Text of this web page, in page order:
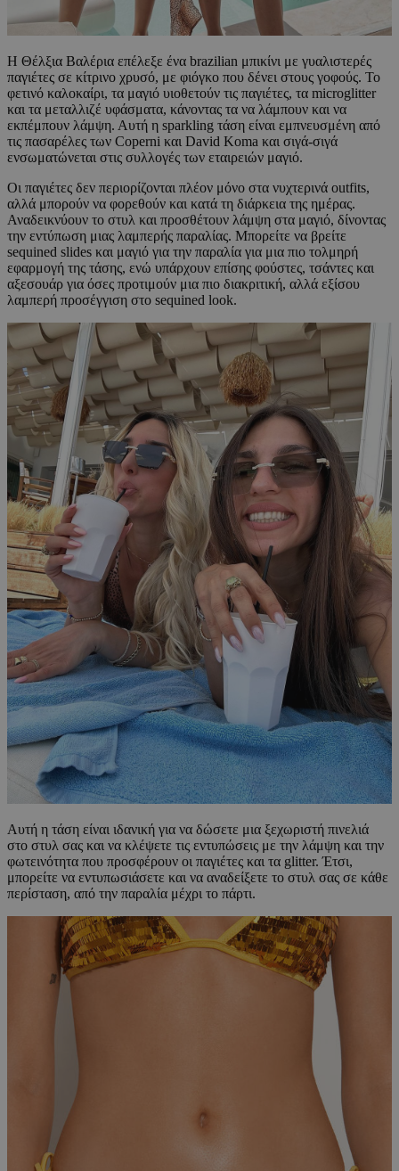
H Θέλξια Βαλέρια επέλεξε ένα brazilian μπικίνι με γυαλιστερές
παγιέτες σε κίτρινο χρυσό, με φιόγκο που δένει στους γοφούς. Το
φετινό καλοκαίρι, τα μαγιό υιοθετούν τις παγιέτες, τα microglitter
και τα μεταλλιζέ υφάσματα, κάνοντας τα να λάμπουν και να
εκπέμπουν λάμψη. Αυτή η sparkling τάση είναι εμπνευσμένη από
τις πασαρέλες των Coperni και David Koma και σιγά-σιγά
ενσωματώνεται στις συλλογές των εταιρειών μαγιό.
Οι παγιέτες δεν περιορίζονται πλέον μόνο στα νυχτερινά outfits,
αλλά μπορούν να φορεθούν και κατά τη διάρκεια της ημέρας.
Αναδεικνύουν το στυλ και προσθέτουν λάμψη στα μαγιό, δίνοντας
την εντύπωση μιας λαμπερής παραλίας. Μπορείτε να βρείτε
sequined slides και μαγιό για την παραλία για μια πιο τολμηρή
εφαρμογή της τάσης, ενώ υπάρχουν επίσης φούστες, τσάντες και
αξεσουάρ για όσες προτιμούν μια πιο διακριτική, αλλά εξίσου
λαμπερή προσέγγιση στο sequined look.
Αυτή η τάση είναι ιδανική για να δώσετε μια ξεχωριστή πινελιά
στο στυλ σας και να κλέψετε τις εντυπώσεις με την λάμψη και την
φωτεινότητα που προσφέρουν οι παγιέτες και τα glitter. Έτσι,
μπορείτε να εντυπωσιάσετε και να αναδείξετε το στυλ σας σε κάθε
περίσταση, από την παραλία μέχρι το πάρτι.